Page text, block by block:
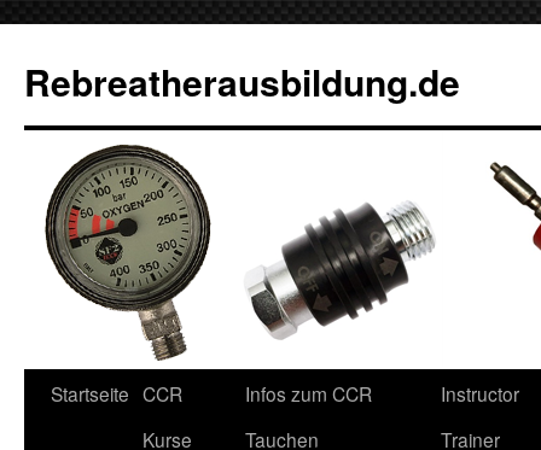
Rebreatherausbildung.de
Zum
Startseite CCR
Kurse
Infos zum CCR
Tauchen
Instructor
Trainer